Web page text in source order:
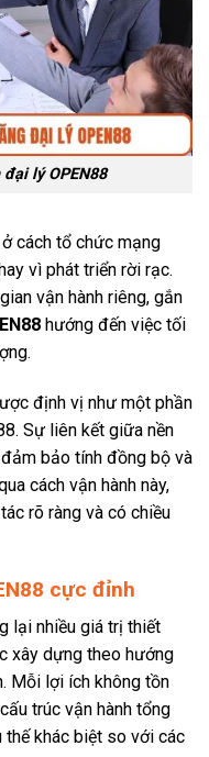
lý OPEN88
cách tổ chức mạng
vì phát triển rời rạc.
vận hành riêng, gắn
hướng đến việc tối
định vị như một phần
Sự liên kết giữa nền
bảo tính đồng bộ và
cách vận hành này,
rõ ràng và có chiều
cực đỉnh
lại nhiều giá trị thiết
xây dựng theo hướng
Mỗi lợi ích không tồn
trúc vận hành tổng
thế khác biệt so với các